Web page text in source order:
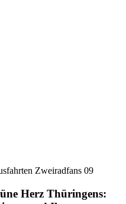
Herz Thüringens: